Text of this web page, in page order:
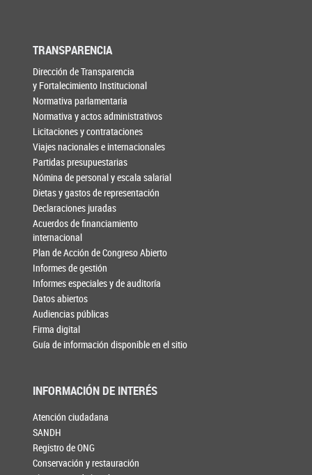
TRANSPARENCIA
Dirección de Transparencia
y Fortalecimiento Institucional
Normativa parlamentaria
Normativa y actos administrativos
Licitaciones y contrataciones
Viajes nacionales e internacionales
Partidas presupuestarias
Nómina de personal y escala salarial
Dietas y gastos de representación
Declaraciones juradas
Acuerdos de financiamiento
internacional
Plan de Acción de Congreso Abierto
Informes de gestión
Informes especiales y de auditoría
Datos abiertos
Audiencias públicas
Firma digital
Guía de información disponible en el sitio
INFORMACIÓN DE INTERÉS
Atención ciudadana
SANDH
Registro de ONG
Conservación y restauración